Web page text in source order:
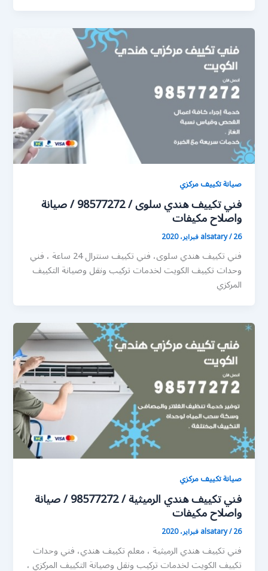
صيانة تكييف مركزي
فني تكييف هندي سلوى / 98577272 / صيانة
واصلاح مكيفات
alsatary/26 فبراير، 2020
فني تكييف هندي سلوى، فني تكييف سنترال 24 ساعة ، فني
وحدات تكييف الكويت لخدمات تركيب ونقل وصيانة التكييف
المركزي
صيانة تكييف مركزي
فني تكييف هندي الرميثية / 98577272 / صيانة
واصلاح مكيفات
alsatary/26 فبراير، 2020
فني تكييف هندي الرميثية ، معلم تكييف هندي، فني وحدات
تكييف الكويت لخدمات تركيب ونقل وصيانة التكييف المركزي ،